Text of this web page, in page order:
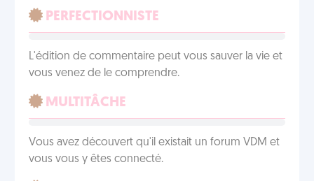
PERFECTIONNISTE
L'édition de commentaire peut vous sauver la vie et
vous venez de le comprendre.
MULTITÂCHE
Vous avez découvert qu'il existait un forum VDM et
vous vous y êtes connecté.